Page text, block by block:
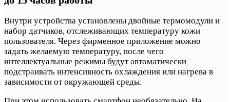
Внутри устройства установлены двойные термомодули и
набор датчиков, отслеживающих температуру кожи
пользователя. Через фирменное приложение можно
задать желаемую температуру, после чего
интеллектуальные режимы будут автоматически
подстраивать интенсивность охлаждения или нагрева в
зависимости от окружающей среды.